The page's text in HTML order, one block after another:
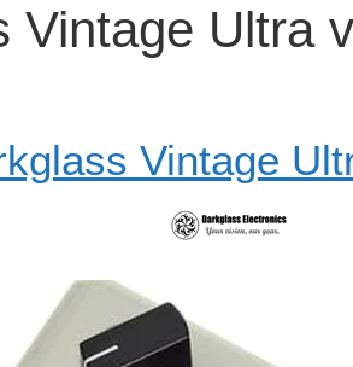
Vintage Ultra
Vintage